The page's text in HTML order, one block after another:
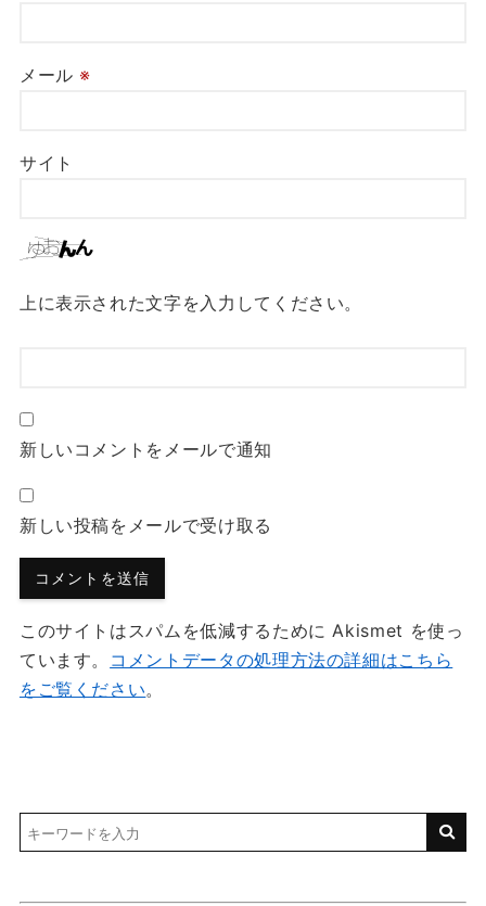
メール ※
サイト
上に表示された文字を入力してください。
新しいコメントをメールで通知
新しい投稿をメールで受け取る
このサイトはスパムを低減するために Akismet を使っ
ています。 コメントデータの処理方法の詳細はこちら
をご覧ください。